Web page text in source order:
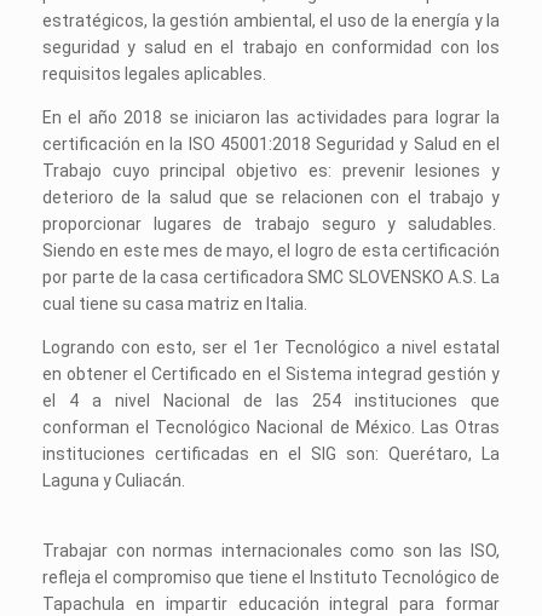
estratégicos, la gestión ambiental, el uso de la energía y la
seguridad y salud en el trabajo en conformidad con los
requisitos legales aplicables.
En el año 2018 se iniciaron las actividades para lograr la
certificación en la ISO 45001:2018 Seguridad y Salud en el
Trabajo cuyo principal objetivo es: prevenir lesiones y
deterioro de la salud que se relacionen con el trabajo y
proporcionar lugares de trabajo seguro y saludables.
Siendo en este mes de mayo, el logro de esta certificación
por parte de la casa certificadora SMC SLOVENSKO A.S. La
cual tiene su casa matriz en Italia.
Logrando con esto, ser el 1er Tecnológico a nivel estatal
en obtener el Certificado en el Sistema integrad gestión y
el 4 a nivel Nacional de las 254 instituciones que
conforman el Tecnológico Nacional de México. Las Otras
instituciones certificadas en el SIG son: Querétaro, La
Laguna y Culiacán.
Trabajar con normas internacionales como son las ISO,
refleja el compromiso que tiene el Instituto Tecnológico de
Tapachula en impartir educación integral para formar